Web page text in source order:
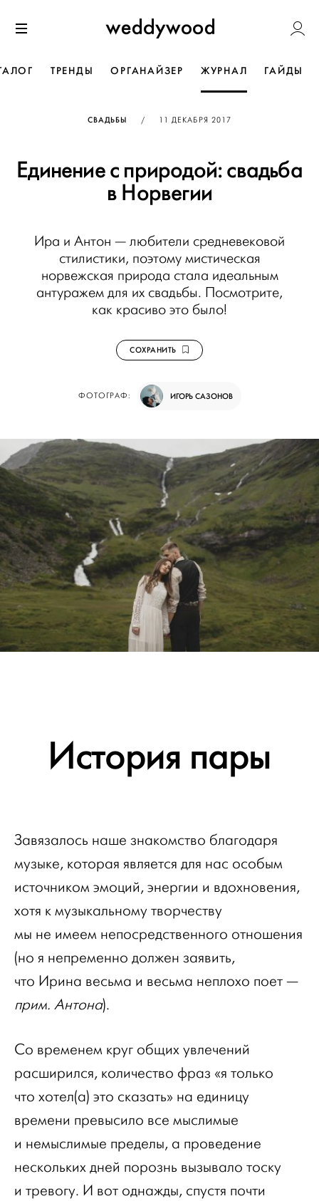
к содержанию
Weddywood
ТРЕНДЫ ОРГАНАЙЗЕР ЖУРНАЛ ГАЙДЫ
СВАДЬБЫ / ОПУБЛИКОВАНО
11 ДЕКАБРЯ 2017
Единение с природой: свадьба
в Норвегии
Ира и Антон — любители средневековой
стилистики, поэтому мистическая
норвежская природа стала идеальным
антуражем для их свадьбы. Посмотрите,
как красиво это было!
СОХРАНИТЬ
ФОТОГРАФ: ИГОРЬ САЗОНОВ
История пары
Завязалось наше знакомство благодаря
музыке, которая является для нас особым
источником эмоций, энергии и вдохновения,
хотя к музыкальному творчеству
мы не имеем непосредственного отношения
(но я непременно должен заявить,
что Ирина весьма и весьма неплохо поет —
прим. Антона).
Со временем круг общих увлечений
расширился, количество фраз «я только
что хотел(а) это сказать» на единицу
времени превысило все мыслимые
и немыслимые пределы, а проведение
нескольких дней порознь вызывало тоску
и тревогу. И вот однажды, спустя почти